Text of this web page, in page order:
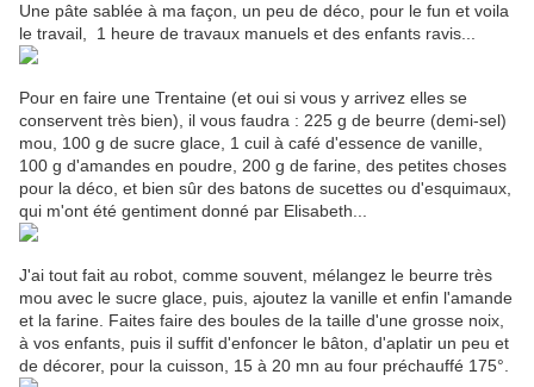
Une pâte sablée à ma façon, un peu de déco, pour le fun et voila
le travail, 1 heure de travaux manuels et des enfants ravis...
Pour en faire une Trentaine (et oui si vous y arrivez elles se
conservent très bien), il vous faudra : 225 g de beurre (demi-sel)
mou, 100 g de sucre glace, 1 cuil à café d'essence de vanille,
100 g d'amandes en poudre, 200 g de farine, des petites choses
pour la déco, et bien sûr des batons de sucettes ou d'esquimaux,
qui m'ont été gentiment donné par Elisabeth...
J'ai tout fait au robot, comme souvent, mélangez le beurre très
mou avec le sucre glace, puis, ajoutez la vanille et enfin l'amande
et la farine. Faites faire des boules de la taille d'une grosse noix,
à vos enfants, puis il suffit d'enfoncer le bâton, d'aplatir un peu et
de décorer, pour la cuisson, 15 à 20 mn au four préchauffé 175°.